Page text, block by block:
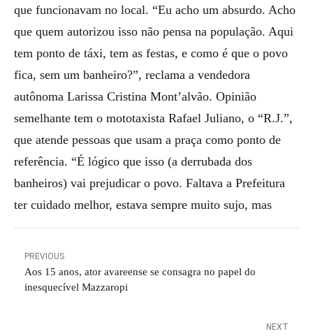
que funcionavam no local. “Eu acho um absurdo. Acho
que quem autorizou isso não pensa na população. Aqui
tem ponto de táxi, tem as festas, e como é que o povo
fica, sem um banheiro?”, reclama a vendedora
autônoma Larissa Cristina Mont’alvão. Opinião
semelhante tem o mototaxista Rafael Juliano, o “R.J.”,
que atende pessoas que usam a praça como ponto de
referência. “É lógico que isso (a derrubada dos
banheiros) vai prejudicar o povo. Faltava a Prefeitura
ter cuidado melhor, estava sempre muito sujo, mas
PREVIOUS
Aos 15 anos, ator avareense se consagra no papel do
inesquecível Mazzaropi
NEXT